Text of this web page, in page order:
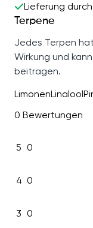
Lieferung
Terpene
Jedes Terpen
Wirkung und
beitragen.
LimonenLinalool
0 Bewertungen
5 0
4 0
3 0